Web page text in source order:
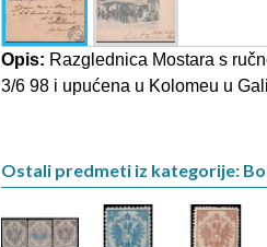
Opis: Razglednica Mostara s
3/6 98 i upućena u Kolomeu u
Ostali predmeti iz kategorije: